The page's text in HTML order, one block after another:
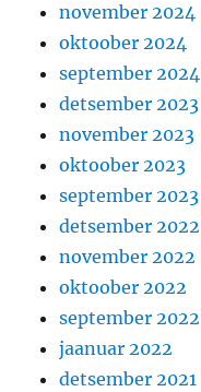
november 2024
oktoober 2024
september 2024
detsember 2023
november 2023
oktoober 2023
september 2023
detsember 2022
november 2022
oktoober 2022
september 2022
jaanuar 2022
detsember 2021